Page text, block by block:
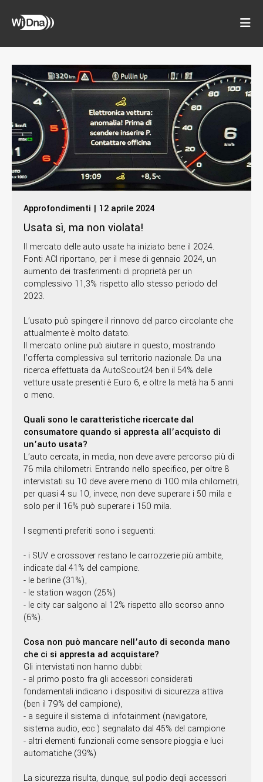
Approfondimenti | 12 aprile 2024
Usata sì, ma non violata!
Il mercato delle auto usate ha iniziato bene il 2024.
Fonti ACI riportano, per il mese di gennaio 2024, un
aumento dei trasferimenti di proprietà per un
complessivo 11,3% rispetto allo stesso periodo del
2023.
L’usato può spingere il rinnovo del parco circolante che
attualmente è molto datato.
Il mercato online può aiutare in questo, mostrando
l’offerta complessiva sul territorio nazionale. Da una
ricerca effettuata da AutoScout24 ben il 54% delle
vetture usate presenti è Euro 6, e oltre la metà ha 5 anni
o meno.
Quali sono le caratteristiche ricercate dal
consumatore quando si appresta all’acquisto di
un’auto usata?
L’auto cercata, in media, non deve avere percorso più di
76 mila chilometri. Entrando nello specifico, per oltre 8
intervistati su 10 deve avere meno di 100 mila chilometri,
per quasi 4 su 10, invece, non deve superare i 50 mila e
solo per il 16% può superare i 150 mila.
I segmenti preferiti sono i seguenti:
- i SUV e crossover restano le carrozzerie più ambite,
indicate dal 41% del campione.
- le berline (31%),
- le station wagon (25%)
- le city car salgono al 12% rispetto allo scorso anno
(6%).
Cosa non può mancare nell’auto di seconda mano
che ci si appresta ad acquistare?
Gli intervistati non hanno dubbi:
- al primo posto fra gli accessori considerati
fondamentali indicano i dispositivi di sicurezza attiva
(ben il 79% del campione),
- a seguire il sistema di infotainment (navigatore,
sistema audio, ecc.) segnalato dal 45% del campione
- altri elementi funzionali come sensore pioggia e luci
automatiche (39%)
La sicurezza risulta, dunque, sul podio degli accessori